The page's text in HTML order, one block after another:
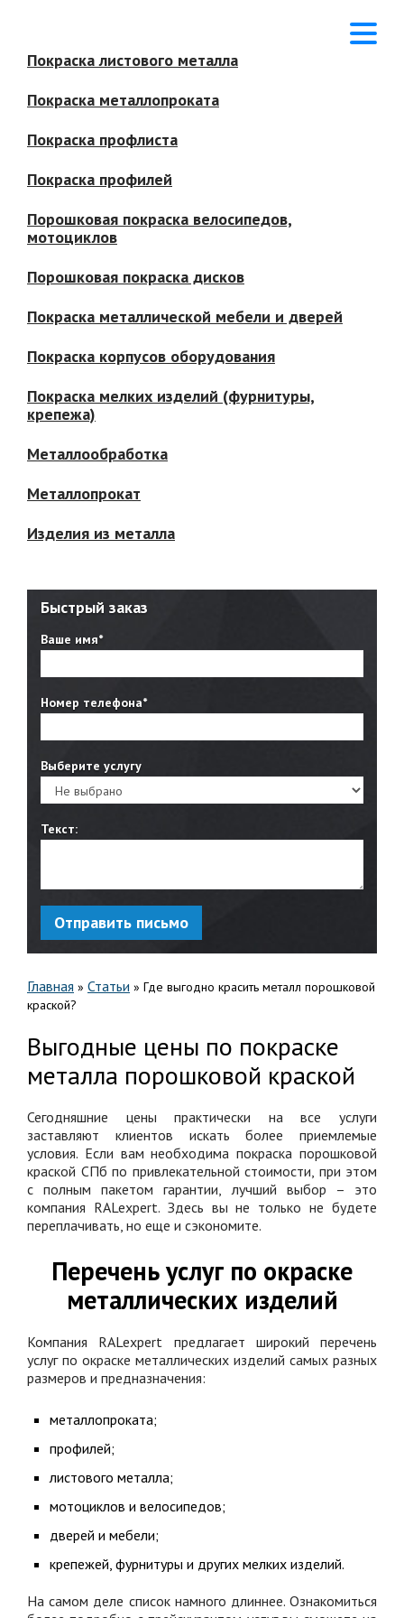
Покраска листового металла
Покраска металлопроката
Покраска профлиста
Покраска профилей
Порошковая покраска велосипедов,
мотоциклов
Порошковая покраска дисков
Покраска металлической мебели и дверей
Покраска корпусов оборудования
Покраска мелких изделий (фурнитуры,
крепежа)
Металлообработка
Металлопрокат
Изделия из металла
Быстрый заказ
Ваше имя*
Номер телефона*
Выберите услугу
Текст:
Отправить письмо
Главная » Статьи » Где выгодно красить металл порошковой
краской?
Выгодные цены по покраске
металла порошковой краской
Сегодняшние цены практически на все услуги
заставляют клиентов искать более приемлемые
условия. Если вам необходима покраска порошковой
краской СПб по привлекательной стоимости, при этом
с полным пакетом гарантии, лучший выбор – это
компания RALexpert. Здесь вы не только не будете
переплачивать, но еще и сэкономите.
Перечень услуг по окраске
металлических изделий
Компания RALexpert предлагает широкий перечень
услуг по окраске металлических изделий самых разных
размеров и предназначения:
металлопроката;
профилей;
листового металла;
мотоциклов и велосипедов;
дверей и мебели;
крепежей, фурнитуры и других мелких изделий.
На самом деле список намного длиннее. Ознакомиться